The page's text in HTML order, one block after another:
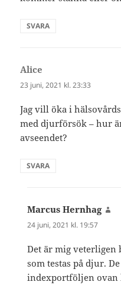
SVARA
Alice
23 juni, 2021 kl. 23:33
Jag vill öka i
med djurförsök – hur
avseendet?
SVARA
Marcus Hernhag
24 juni, 2021 kl. 19:57
Det är mig veterligen
som testas på djur.
indexportföljen ovan